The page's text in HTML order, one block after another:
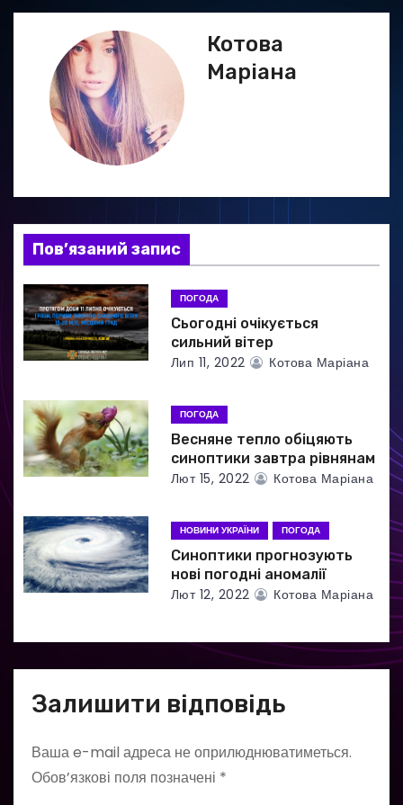
в
і
я
з
а
п
и
с
і
в
Котова
Маріана
Пов’язаний запис
ПОГОДА
Сьогодні очікується
сильний вітер
Лип 11, 2022 Котова Маріана
ПОГОДА
Весняне тепло обіцяють
синоптики завтра рівнянам
Лют 15, 2022 Котова Маріана
НОВИНИ УКРАЇНИ ПОГОДА
Синоптики прогнозують
нові погодні аномалії
Лют 12, 2022 Котова Маріана
Залишити відповідь
Ваша e-mail адреса не оприлюднюватиметься.
Обов’язкові поля позначені *